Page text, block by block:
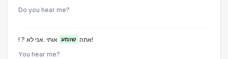
Do you hear me?
! ? אתה שומע
אותי .אני לא!
You hear me?